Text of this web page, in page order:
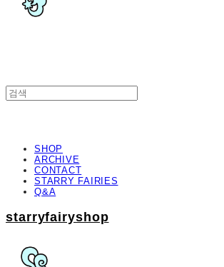
SHOP
ARCHIVE
CONTACT
STARRY FAIRIES
Q&A
starryfairyshop